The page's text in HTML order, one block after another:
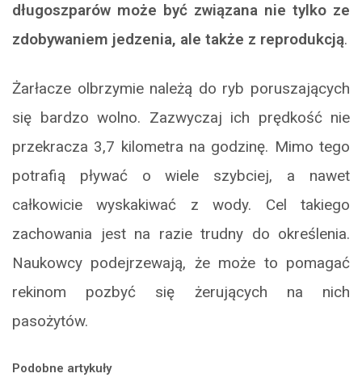
długoszparów może być związana nie tylko ze
zdobywaniem jedzenia, ale także z reprodukcją.
Żarłacze olbrzymie należą do ryb poruszających
się bardzo wolno. Zazwyczaj ich prędkość nie
przekracza 3,7 kilometra na godzinę. Mimo tego
potrafią pływać o wiele szybciej, a nawet
całkowicie wyskakiwać z wody. Cel takiego
zachowania jest na razie trudny do określenia.
Naukowcy podejrzewają, że może to pomagać
rekinom pozbyć się żerujących na nich
pasożytów.
Podobne artykuły